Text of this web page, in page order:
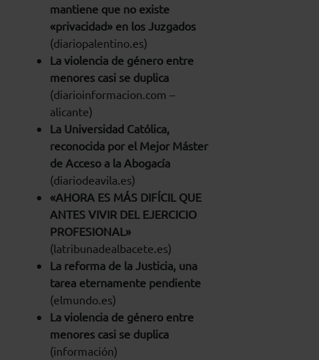
mantiene que no existe
«privacidad» en los Juzgados
(diariopalentino.es)
La violencia de género entre
menores casi se duplica
(diarioinformacion.com –
alicante)
La Universidad Católica,
reconocida por el Mejor Máster
de Acceso a la Abogacía
(diariodeavila.es)
«AHORA ES MÁS DIFÍCIL QUE
ANTES VIVIR DEL EJERCICIO
PROFESIONAL»
(latribunadealbacete.es)
La reforma de la Justicia, una
tarea eternamente pendiente
(elmundo.es)
La violencia de género entre
menores casi se duplica
(información)